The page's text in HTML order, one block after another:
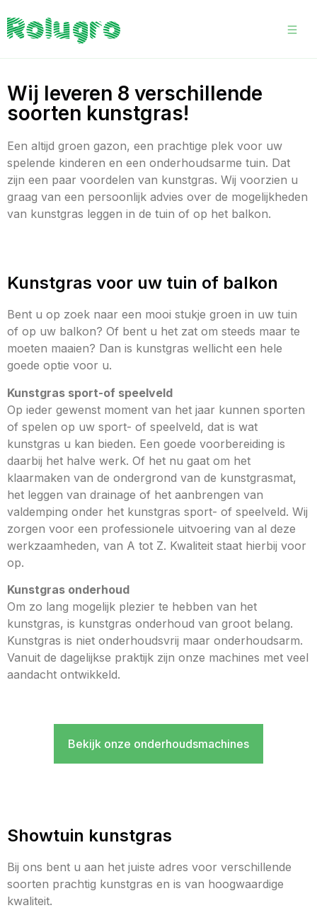
Wij leveren 8 verschillende
soorten kunstgras!
Een altijd groen gazon, een prachtige plek voor uw
spelende kinderen en een onderhoudsarme tuin. Dat
zijn een paar voordelen van kunstgras. Wij voorzien u
graag van een persoonlijk advies over de mogelijkheden
van kunstgras leggen in de tuin of op het balkon.
Kunstgras voor uw tuin of balkon
Bent u op zoek naar een mooi stukje groen in uw tuin
of op uw balkon? Of bent u het zat om steeds maar te
moeten maaien? Dan is kunstgras wellicht een hele
goede optie voor u.
Kunstgras sport-of speelveld
Op ieder gewenst moment van het jaar kunnen sporten
of spelen op uw sport- of speelveld, dat is wat
kunstgras u kan bieden. Een goede voorbereiding is
daarbij het halve werk. Of het nu gaat om het
klaarmaken van de ondergrond van de kunstgrasmat,
het leggen van drainage of het aanbrengen van
valdemping onder het kunstgras sport- of speelveld. Wij
zorgen voor een professionele uitvoering van al deze
werkzaamheden, van A tot Z. Kwaliteit staat hierbij voor
op.
Kunstgras onderhoud
Om zo lang mogelijk plezier te hebben van het
kunstgras, is kunstgras onderhoud van groot belang.
Kunstgras is niet onderhoudsvrij maar onderhoudsarm.
Vanuit de dagelijkse praktijk zijn onze machines met veel
aandacht ontwikkeld.
Bekijk onze onderhoudsmachines
Showtuin kunstgras
Bij ons bent u aan het juiste adres voor verschillende
soorten prachtig kunstgras en is van hoogwaardige
kwaliteit.